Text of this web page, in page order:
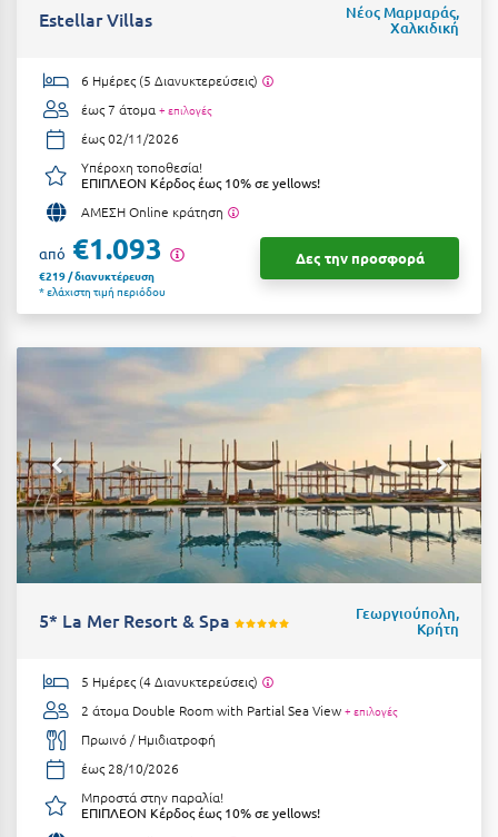
Λαγκάδια
Λακόπετρα Αχαΐας
Λακωνία
Λασίθι
Λεπτοκαρυά
Λέσβος
Λευκάδα
Λήμνος
Λιτόχωρο
Λουτρά Πόζαρ
Λουτρά Υπάτης
Μάνη
Μαραθώνας Αττικής
Estellar Villas Νέος Μαρμαράς,
Χαλκιδική
6 Ημέρες (5 Διανυκτερεύσεις)
έως 7 άτομα + επιλογές
έως 02/11/2026
Υπέροχη τοποθεσία!
ΕΠΙΠΛΕΟΝ Κέρδος έως 10% σε yellows!
ΑΜΕΣΗ Online κράτηση
από €1.093
€219 / διανυκτέρευση
* ελάχιστη τιμή περιόδου
Δες την προσφορά
5* La Mer Resort & Spa Γεωργιούπολη,
Κρήτη
5 Ημέρες (4 Διανυκτερεύσεις)
2 άτομα Double Room with Partial Sea View + επιλογές
Πρωινό / Ημιδιατροφή
έως 28/10/2026
Μπροστά στην παραλία!
ΕΠΙΠΛΕΟΝ Κέρδος έως 10% σε yellows!